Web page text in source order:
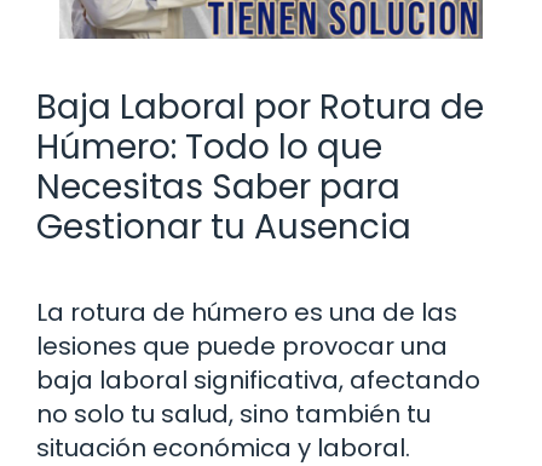
Baja Laboral por Rotura de
Húmero: Todo lo que
Necesitas Saber para
Gestionar tu Ausencia
La rotura de húmero es una de las
lesiones que puede provocar una
baja laboral significativa, afectando
no solo tu salud, sino también tu
situación económica y laboral.